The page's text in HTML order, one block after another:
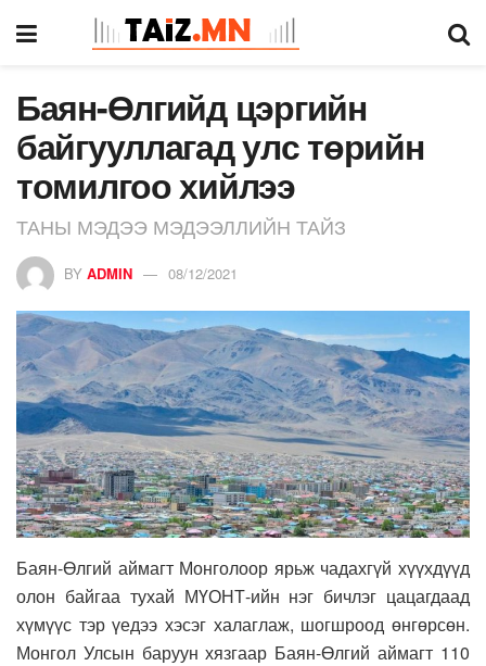
Баян-Өлгийд цэргийн
байгууллагад улс төрийн
томилгоо хийлээ
ТАНЫ МЭДЭЭ МЭДЭЭЛЛИЙН ТАЙЗ
BY ADMIN 08/12/2021
Баян-Өлгий аймагт Монголоор ярьж чадахгүй хүүхдүүд
олон байгаа тухай МҮОНТ-ийн нэг бичлэг цацагдаад
хүмүүс тэр үедээ хэсэг халаглаж, шогшроод өнгөрсөн.
Монгол Улсын баруун хязгаар Баян-Өлгий аймагт 110